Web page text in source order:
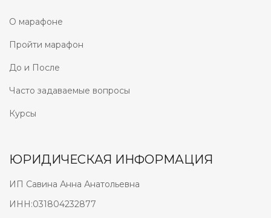
О марафоне
Пройти марафон
До и После
Часто задаваемые вопросы
Курсы
ЮРИДИЧЕСКАЯ ИНФОРМАЦИЯ
ИП Савина Анна Анатольевна
ИНН:031804232877